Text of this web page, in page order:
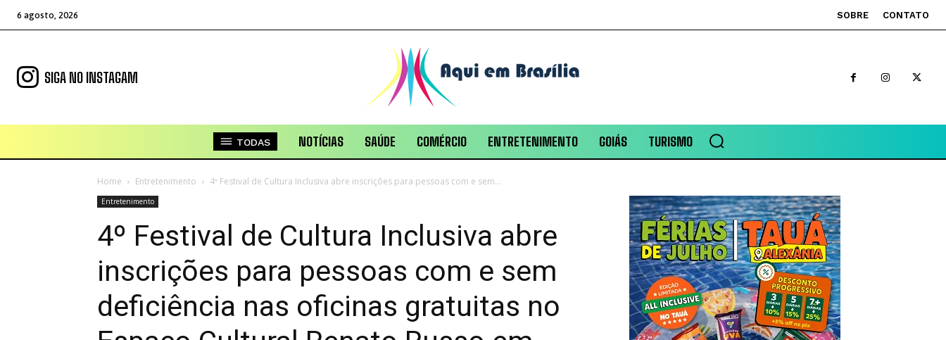
6 agosto, 2026 SOBRE CONTATO
SIGA NO INSTAGAM
TODAS NOTÍCIAS SAÚDE COMÉRCIO ENTRETENIMENTO GOIÁS TURISMO
Home Entretenimento 4º Festival de Cultura Inclusiva abre inscrições para pessoas com e sem...
Entretenimento
4º Festival de Cultura Inclusiva abre
inscrições para pessoas com e sem
deficiência nas oficinas gratuitas no